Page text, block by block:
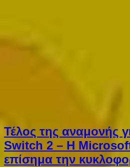
Τέλος της αναμονής
Switch 2 – Η
επίσημα την